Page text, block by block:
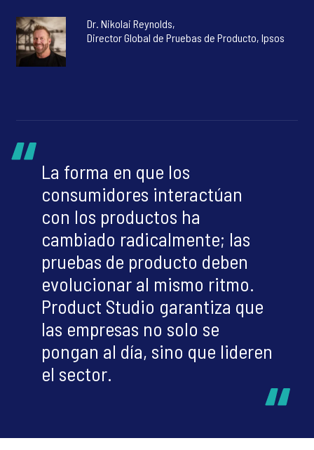
Dr. Nikolai Reynolds,
Director Global de Pruebas de Producto, Ipsos
La forma en que los
consumidores interactúan
con los productos ha
cambiado radicalmente; las
pruebas de producto deben
evolucionar al mismo ritmo.
Product Studio garantiza que
las empresas no solo se
pongan al día, sino que lideren
el sector.